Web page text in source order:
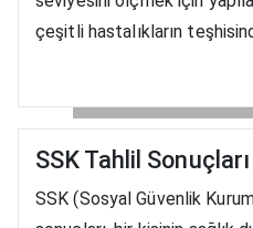
çeşitli hastalıkların
SSK Tahlil Sonuçları
SSK (Sosyal Güvenlik